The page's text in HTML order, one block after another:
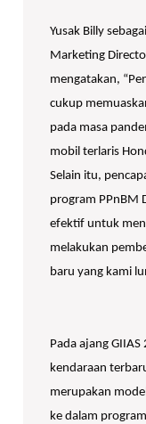
Yusak Billy
Marketing
mengatakan,
cukup
pada masa
mobil terlaris
Selain itu,
program PPnBM
efektif untuk
melakukan
baru yang kami
Pada ajang
kendaraan
merupakan
ke dalam